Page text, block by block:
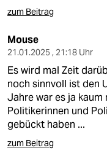
zum Beitrag
Mouse
21.01.2025 , 21:18 Uhr
Es wird mal Zeit
noch sinnvoll ist den
Jahre war es ja
Politikerinnen und
gebückt haben ...
zum Beitrag